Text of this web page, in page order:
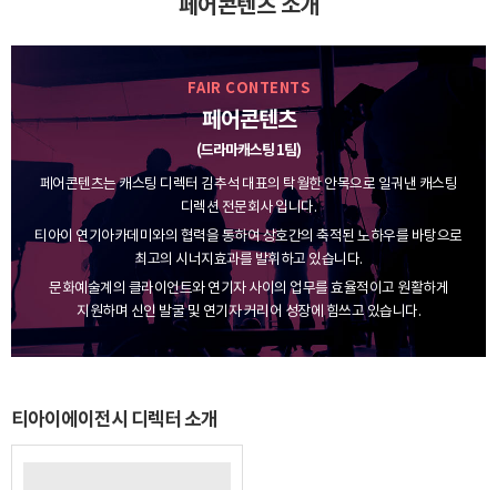
페어콘텐츠 소개
FAIR CONTENTS
페어콘텐츠
(드라마캐스팅 1팀)
페어콘텐츠는 캐스팅 디렉터 김추석 대표의 탁월한 안목으로 일궈낸 캐스팅
디렉션 전문회사 입니다.
티아이 연기아카데미와의 협력을 통하여 상호간의 축적된 노하우를 바탕으로
최고의 시너지효과를 발휘하고 있습니다.
문화예술계의 클라이언트와 연기자 사이의 업무를 효율적이고 원활하게
지원하며 신인 발굴 및 연기자 커리어 성장에 힘쓰고 있습니다.
티아이에이전시 디렉터 소개